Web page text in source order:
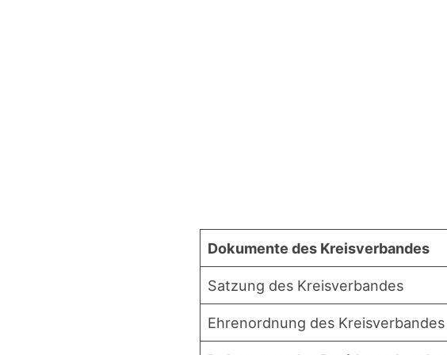
Doku­men­te des Kreisverbandes
Sat­zung des Kreisverbandes
Ehren­ord­nung des Kreisverbandes